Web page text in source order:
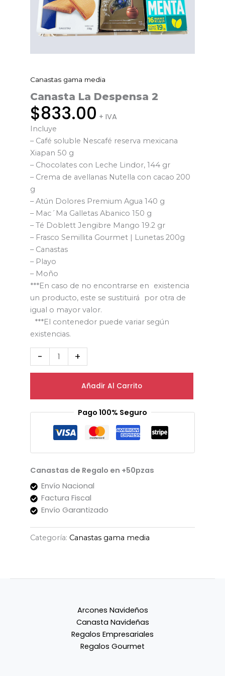
Canastas gama media
Canasta La Despensa 2
$833.00 + IVA
Incluye
– Café soluble Nescafé reserva mexicana
Xiapan 50 g
– Chocolates con Leche Lindor, 144 gr
– Crema de avellanas Nutella con cacao 200
g
– Atún Dolores Premium Agua 140 g
– Mac´Ma Galletas Abanico 150 g
– Té Doblett Jengibre Mango 19.2 gr
– Frasco Semillita Gourmet | Lunetas 200g
– Canastas
– Playo
– Moño
***En caso de no encontrarse en existencia
un producto, este se sustituirá por otra de
igual o mayor valor.
***El contenedor puede variar según
existencias.
-
Canasta
La
Despensa
2
cantidad
+
Añadir Al Carrito
Pago 100% Seguro
Canastas de Regalo en +50pzas
Envío Nacional
Factura Fiscal
Envío Garantizado
Categoría: Canastas gama media
Arcones Navideños
Canasta Navideñas
Regalos Empresariales
Regalos Gourmet